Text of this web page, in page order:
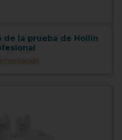
de la prueba de Hollín